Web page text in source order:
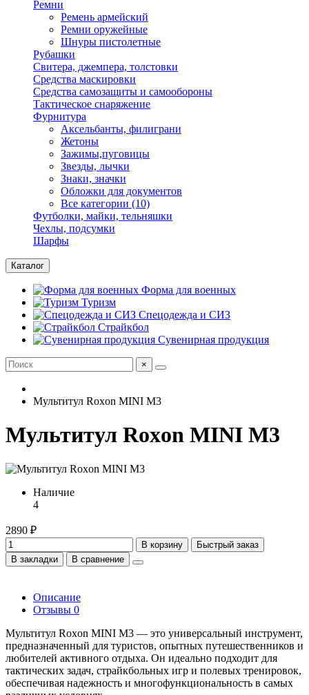
Ремни
Ремень армейский
Ремни оружейные
Шнуры пистолетные
Рубашки
Свитера, джемпера, толстовки
Средства маскировки
Средства самозащиты и самообороны
Тактическое снаряжение
Фурнитура
Аксельбанты, филиграни
Жетоны
Зажимы,пуговицы
Звезды, лычки
Знаки, значки
Обложки для документов
Все категории (10)
Футболки, майки, тельняшки
Чехлы, подсумки
Шарфы
Каталог
Форма для военных
Туризм
Спецодежда и СИЗ
Страйкбол
Сувенирная продукция
×
Мультитул Roxon MINI M3
Мультитул Roxon MINI M3
Наличие
4
2890 ₽
В корзину
Быстрый заказ
В закладки
В сравнение
Описание
Отзывы 0
Мультитул Roxon MINI M3 — это универсальный инструмент,
предназначенный для туристов, опытных путешественников и
любителей активного отдыха. Он идеально подходит для
тактических задач, страйкбольных игр и полевых тренировок,
обеспечивая надежность и многофункциональность в самых